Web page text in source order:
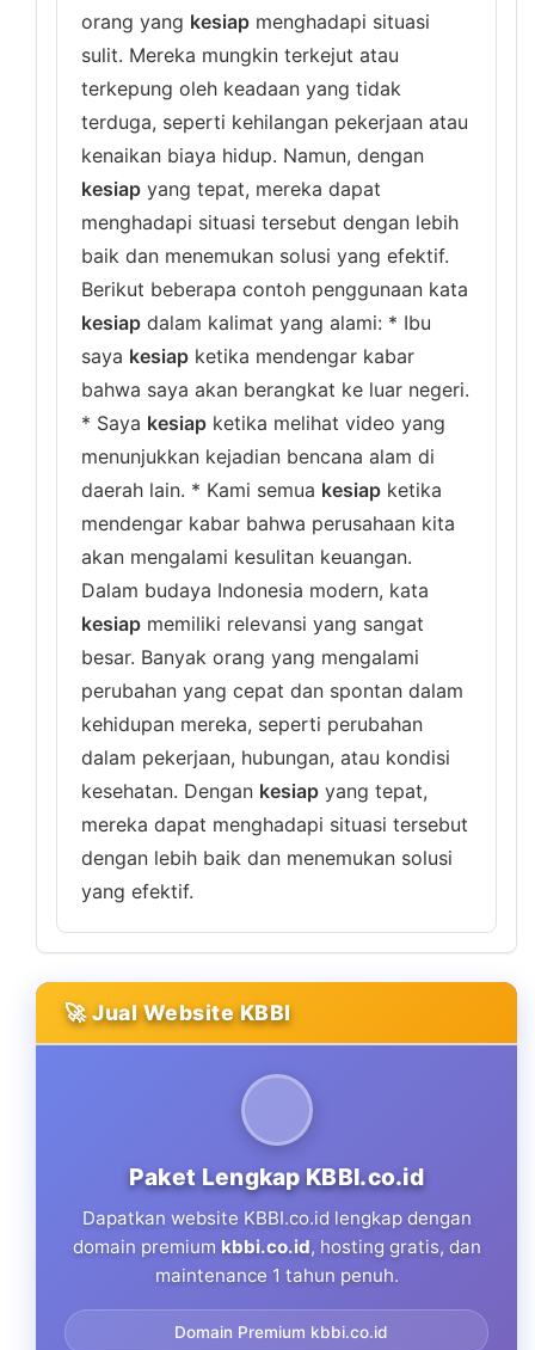
orang yang kesiap menghadapi situasi
sulit. Mereka mungkin terkejut atau
terkepung oleh keadaan yang tidak
terduga, seperti kehilangan pekerjaan atau
kenaikan biaya hidup. Namun, dengan
kesiap yang tepat, mereka dapat
menghadapi situasi tersebut dengan lebih
baik dan menemukan solusi yang efektif.
Berikut beberapa contoh penggunaan kata
kesiap dalam kalimat yang alami: * Ibu
saya kesiap ketika mendengar kabar
bahwa saya akan berangkat ke luar negeri.
* Saya kesiap ketika melihat video yang
menunjukkan kejadian bencana alam di
daerah lain. * Kami semua kesiap ketika
mendengar kabar bahwa perusahaan kita
akan mengalami kesulitan keuangan.
Dalam budaya Indonesia modern, kata
kesiap memiliki relevansi yang sangat
besar. Banyak orang yang mengalami
perubahan yang cepat dan spontan dalam
kehidupan mereka, seperti perubahan
dalam pekerjaan, hubungan, atau kondisi
kesehatan. Dengan kesiap yang tepat,
mereka dapat menghadapi situasi tersebut
dengan lebih baik dan menemukan solusi
yang efektif.
🚀 Jual Website KBBI
Paket Lengkap KBBI.co.id
Dapatkan website KBBI.co.id lengkap dengan
domain premium kbbi.co.id, hosting gratis, dan
maintenance 1 tahun penuh.
Domain Premium kbbi.co.id